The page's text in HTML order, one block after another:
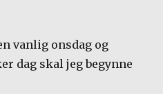
vanlig onsdag og
dag skal jeg begynne